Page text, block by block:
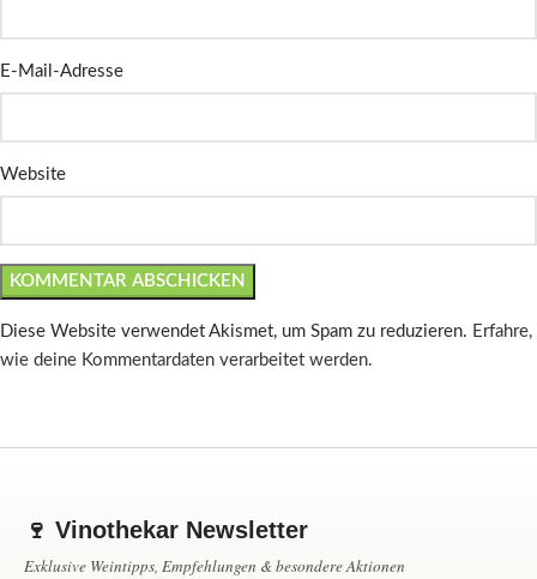
E-Mail-Adresse
Website
Diese Website verwendet Akismet, um Spam zu reduzieren. Erfahre,
wie deine Kommentardaten verarbeitet werden.
🍷 Vinothekar Newsletter
Exklusive Weintipps, Empfehlungen & besondere Aktionen